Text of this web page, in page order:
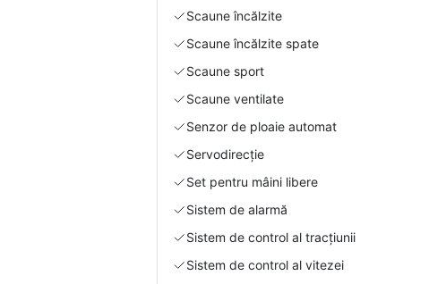
Scaune încălzite
Scaune încălzite spate
Scaune sport
Scaune ventilate
Senzor de ploaie automat
Servodirecție
Set pentru mâini libere
Sistem de alarmă
Sistem de control al tracțiunii
Sistem de control al vitezei